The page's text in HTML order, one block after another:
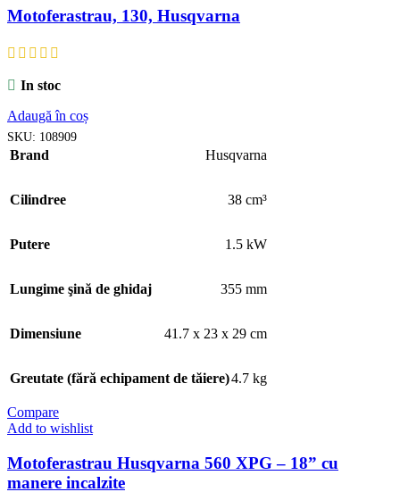
Motoferastrau, 130, Husqvarna
In stoc
Adaugă în coș
SKU: 108909
Brand Husqvarna
Cilindree 38 cm³
Putere 1.5 kW
Lungime şină de ghidaj 355 mm
Dimensiune 41.7 x 23 x 29 cm
Greutate (fără echipament de tăiere)4.7 kg
Compare
Add to wishlist
Motoferastrau Husqvarna 560 XPG – 18” cu
manere incalzite